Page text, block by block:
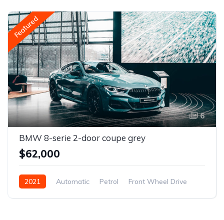
Featured
6
BMW 8-serie 2-door coupe grey
$62,000
2021 Automatic Petrol Front Wheel Drive